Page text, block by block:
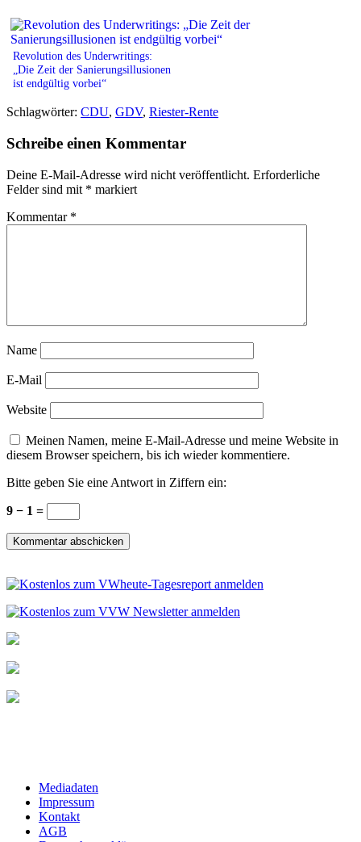
Revolution des Underwritings:
„Die Zeit der Sanierungsillusionen
ist endgültig vorbei“
Schlagwörter: CDU, GDV, Riester-Rente
Schreibe einen Kommentar
Deine E-Mail-Adresse wird nicht veröffentlicht. Erforderliche
Felder sind mit * markiert
Kommentar *
Name
E-Mail
Website
Meinen Namen, meine E-Mail-Adresse und meine Website in
diesem Browser speichern, bis ich wieder kommentiere.
Bitte geben Sie eine Antwort in Ziffern ein:
9 − 1 =
Mediadaten
Impressum
Kontakt
AGB